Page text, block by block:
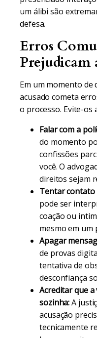
um álibi são
defesa.
Erros
Prejudicam
Em um momento de
acusado cometa
o processo. Evite-os
Falar com a
do momento
confissões
você. O
direitos sejam
Tentar contato
pode ser
coação ou
mesmo em um
Apagar
de provas
tentativa de
desconfiança
Acreditar que
sozinha:A
acusação
tecnicamente